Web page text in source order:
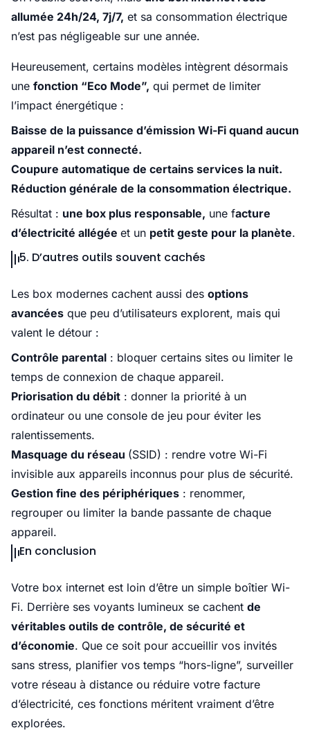
allumée 24h/24, 7j/7, et sa consommation électrique
n’est pas négligeable sur une année.
Heureusement, certains modèles intègrent désormais
une fonction “Eco Mode”, qui permet de limiter
l’impact énergétique :
Baisse de la puissance d’émission Wi-Fi quand aucun
appareil n’est connecté.
Coupure automatique de certains services la nuit.
Réduction générale de la consommation électrique.
Résultat : une box plus responsable, une facture
d’électricité allégée et un petit geste pour la planète.
5. D’autres outils souvent cachés
Les box modernes cachent aussi des options
avancées que peu d’utilisateurs explorent, mais qui
valent le détour :
Contrôle parental : bloquer certains sites ou limiter le
temps de connexion de chaque appareil.
Priorisation du débit : donner la priorité à un
ordinateur ou une console de jeu pour éviter les
ralentissements.
Masquage du réseau (SSID) : rendre votre Wi-Fi
invisible aux appareils inconnus pour plus de sécurité.
Gestion fine des périphériques : renommer,
regrouper ou limiter la bande passante de chaque
appareil.
En conclusion
Votre box internet est loin d’être un simple boîtier Wi-
Fi. Derrière ses voyants lumineux se cachent de
véritables outils de contrôle, de sécurité et
d’économie. Que ce soit pour accueillir vos invités
sans stress, planifier vos temps “hors-ligne”, surveiller
votre réseau à distance ou réduire votre facture
d’électricité, ces fonctions méritent vraiment d’être
explorées.